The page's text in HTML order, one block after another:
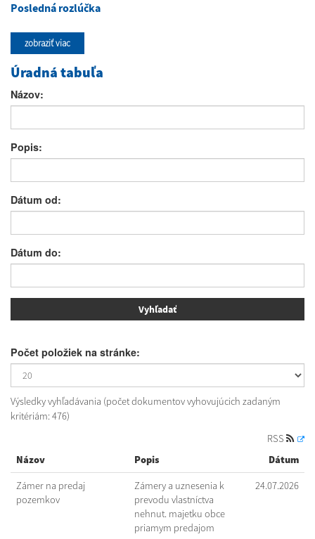
Posledná rozlúčka
zobraziť viac
Úradná tabuľa
Názov:
Popis:
Dátum od:
Dátum do:
Počet položiek na stránke:
Výsledky vyhľadávania (počet dokumentov vyhovujúcich zadaným
kritériám: 476)
RSS
Názov
Popis Dátum
Zámer na predaj
pozemkov
Zámery a uznesenia k
prevodu vlastníctva
nehnut. majetku obce
priamym predajom
24.07.2026